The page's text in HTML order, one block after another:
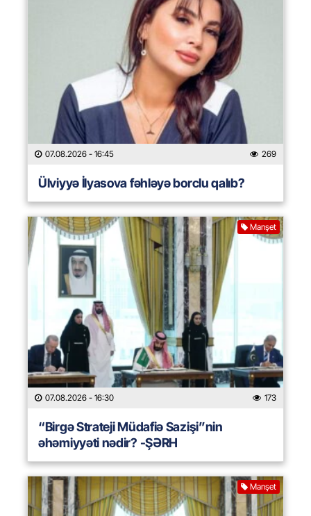
07.08.2026 - 16:45 269
Ülviyyə İlyasova fəhləyə borclu qalıb?
Manşet
07.08.2026 - 16:30 173
“Birgə Strateji Müdafiə Sazişi”nin
əhəmiyyəti nədir? -ŞƏRH
Manşet